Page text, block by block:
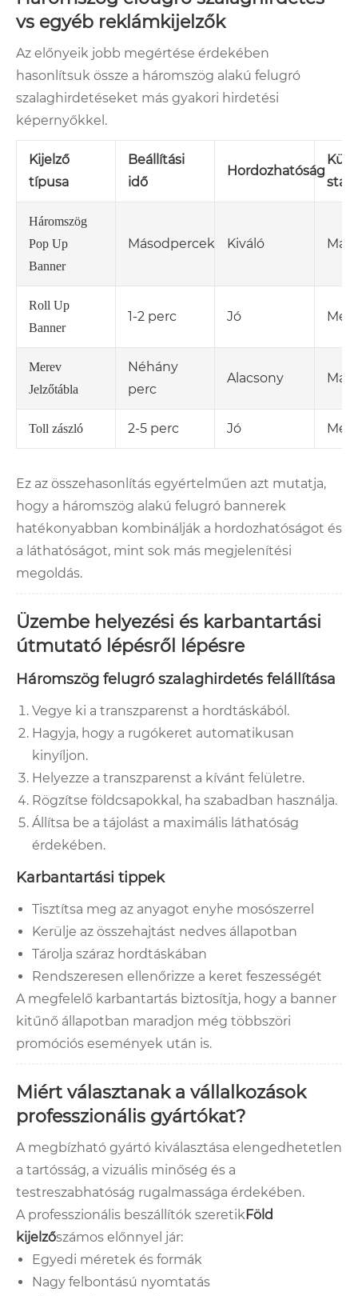
vs egyéb reklámkijelzők
Az előnyeik jobb megértése érdekében
hasonlítsuk össze a háromszög alakú felugró
szalaghirdetéseket más gyakori hirdetési
képernyőkkel.
Kijelző
típusa
Beállítási
idő
Hordozhatóság
Háromszög
Pop Up
Banner
Másodpercek Kiváló
Roll Up
Banner
1-2 perc Jó
Merev
Jelzőtábla
Néhány
perc
Alacsony
Toll zászló 2-5 perc Jó
Ez az összehasonlítás egyértelműen azt mutatja,
hogy a háromszög alakú felugró bannerek
hatékonyabban kombinálják a hordozhatóságot és
a láthatóságot, mint sok más megjelenítési
megoldás.
Üzembe helyezési és karbantartási
útmutató lépésről lépésre
Háromszög felugró szalaghirdetés felállítása
Vegye ki a transzparenst a hordtáskából.
Hagyja, hogy a rugókeret automatikusan
kinyíljon.
Helyezze a transzparenst a kívánt felületre.
Rögzítse földcsapokkal, ha szabadban használja.
Állítsa be a tájolást a maximális láthatóság
érdekében.
Karbantartási tippek
Tisztítsa meg az anyagot enyhe mosószerrel
Kerülje az összehajtást nedves állapotban
Tárolja száraz hordtáskában
Rendszeresen ellenőrizze a keret feszességét
A megfelelő karbantartás biztosítja, hogy a banner
kitűnő állapotban maradjon még többszöri
promóciós események után is.
Miért választanak a vállalkozások
professzionális gyártókat?
A megbízható gyártó kiválasztása elengedhetetlen
a tartósság, a vizuális minőség és a
testreszabhatóság rugalmassága érdekében.
A professzionális beszállítók szeretikFöld
kijelzőszámos előnnyel jár:
Egyedi méretek és formák
Nagy felbontású nyomtatás